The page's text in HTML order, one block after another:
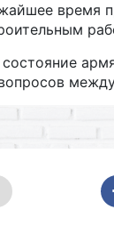
время